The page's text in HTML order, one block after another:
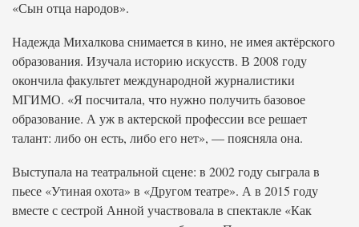
«Сын отца народов».
Надежда Михалкова снимается в кино, не имея актёрского
образования. Изучала историю искусств. В 2008 году
окончила факультет международной журналистики
МГИМО. «Я посчитала, что нужно получить базовое
образование. А уж в актерской профессии все решает
талант: либо он есть, либо его нет», — поясняла она.
Выступала на театральной сцене: в 2002 году сыграла в
пьесе «Утиная охота» в «Другом театре». А в 2015 году
вместе с сестрой Анной участвовала в спектакле «Как